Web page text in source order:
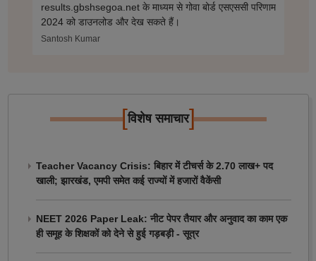
results.gbshsegoa.net के माध्यम से गोवा बोर्ड एसएससी परिणाम
2024 को डाउनलोड और देख सकते हैं।
Santosh Kumar
[विशेष समाचार]
Teacher Vacancy Crisis: बिहार में टीचर्स के 2.70 लाख+ पद
खाली; झारखंड, एमपी समेत कई राज्यों में हजारों वैकेंसी
NEET 2026 Paper Leak: नीट पेपर तैयार और अनुवाद का काम एक
ही समूह के शिक्षकों को देने से हुई गड़बड़ी - सूत्र